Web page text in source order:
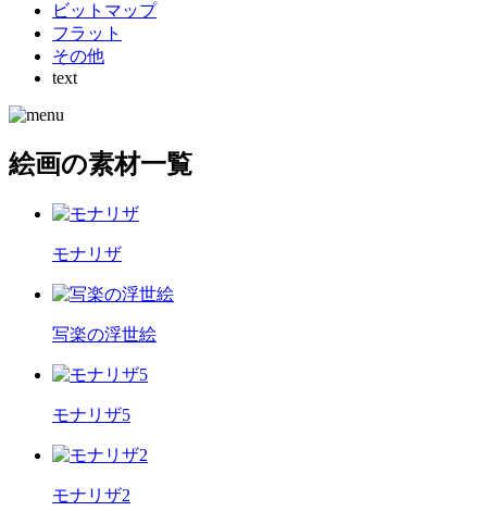
ビットマップ
フラット
その他
text
絵画の素材一覧
モナリザ
写楽の浮世絵
モナリザ5
モナリザ2